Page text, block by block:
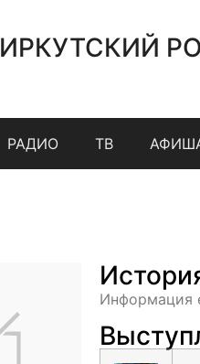
ИРКУТСКИЙ
РАДИО ТВ
Информация